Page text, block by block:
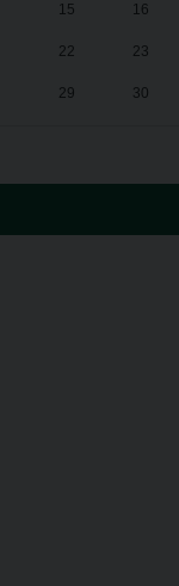
15 16
22 23
29 30